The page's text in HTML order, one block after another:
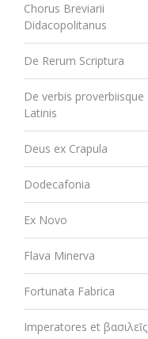
Chorus Breviarii
Didacopolitanus
De Rerum Scriptura
De verbis proverbiisque
Latinis
Deus ex Crapula
Dodecafonia
Ex Novo
Flava Minerva
Fortunata Fabrica
Imperatores et βασιλεῖς